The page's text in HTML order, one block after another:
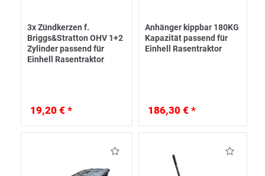
3x Zündkerzen f.
Briggs&Stratton OHV 1+2
Zylinder passend für
Einhell Rasentraktor
19,20 € *
Anhänger kippbar 180KG
Kapazität passend für
Einhell Rasentraktor
186,30 € *